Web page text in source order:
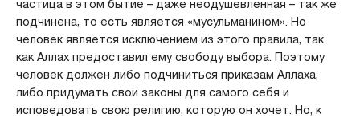
частица в этом бытие – даже неодушевленная – так же
подчинена, то есть является «мусульманином». Но
человек является исключением из этого правила, так
как Аллах предоставил ему свободу выбора. Поэтому
человек должен либо подчиниться приказам Аллаха,
либо придумать свои законы для самого себя и
исповедовать свою религию, которую он хочет. Но, к